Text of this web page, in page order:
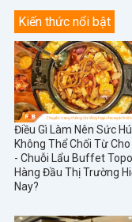
Kiến thức nổi bật
Điều Gì Làm Nên Sức
Không Thể Chối Từ
- Chuỗi Lẩu Buffet
Hàng Đầu Thị Trường
Nay?